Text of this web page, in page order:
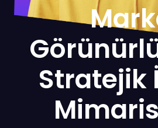
Stratejik